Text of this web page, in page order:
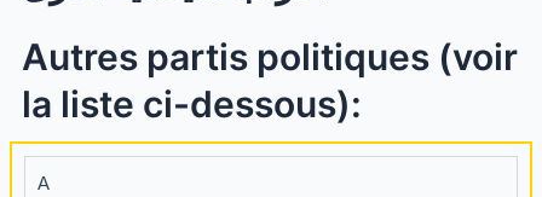
Autres partis politiques (voir
la liste ci-dessous):
A